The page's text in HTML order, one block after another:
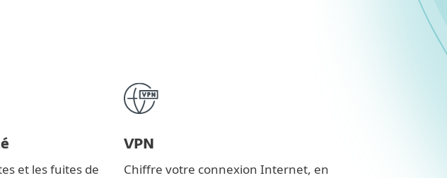
et les fuites de
VPN
Chiffre votre connexion Internet, en